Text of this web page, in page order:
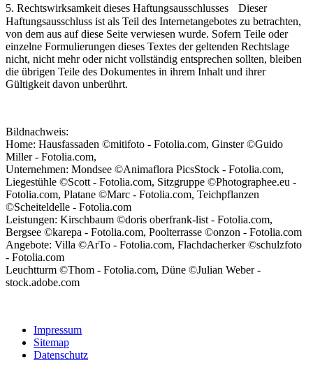
5. Rechtswirksamkeit dieses Haftungsausschlusses Dieser
Haftungsausschluss ist als Teil des Internetangebotes zu betrachten,
von dem aus auf diese Seite verwiesen wurde. Sofern Teile oder
einzelne Formulierungen dieses Textes der geltenden Rechtslage
nicht, nicht mehr oder nicht vollständig entsprechen sollten, bleiben
die übrigen Teile des Dokumentes in ihrem Inhalt und ihrer
Gültigkeit davon unberührt.
Bildnachweis:
Home: Hausfassaden ©mitifoto - Fotolia.com, Ginster ©Guido
Miller - Fotolia.com,
Unternehmen: Mondsee ©Animaflora PicsStock - Fotolia.com,
Liegestühle ©Scott - Fotolia.com, Sitzgruppe ©Photographee.eu -
Fotolia.com, Platane ©Marc - Fotolia.com, Teichpflanzen
©Scheiteldelle - Fotolia.com
Leistungen: Kirschbaum ©doris oberfrank-list - Fotolia.com,
Bergsee ©karepa - Fotolia.com, Poolterrasse ©onzon - Fotolia.com
Angebote: Villa ©ArTo - Fotolia.com, Flachdacherker ©schulzfoto
- Fotolia.com
Leuchtturm ©Thom - Fotolia.com, Düne ©Julian Weber -
stock.adobe.com
Impressum
Sitemap
Datenschutz